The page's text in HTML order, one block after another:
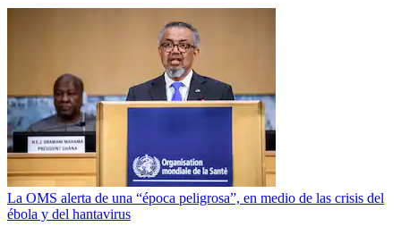
La OMS alerta de una “época peligrosa”, en medio de las crisis del
ébola y del hantavirus